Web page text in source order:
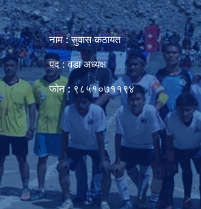
नाम : सुवास कठायत
पद : वडा अध्यक्ष
फोन : ९८५१०७११९४